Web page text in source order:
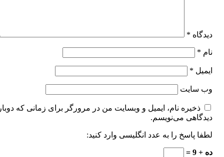
دیدگاه *
نام *
ایمیل *
وب‌ سایت
ذخیره نام، ایمیل و وبسایت من در مرورگر برای زمانی که
دیدگاهی می‌نویسم.
لطفا پاسخ را به عدد انگلیسی وارد کنید:
ده + 9 =